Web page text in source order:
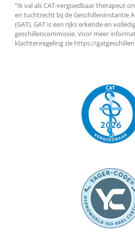
“Ik val als CAT-vergoedbaar therapeut
en tuchtrecht bij de Geschilleninstantie
(GAT). GAT is een rijks erkende en
geschillencommissie. Voor meer
klachtenregeling zie https://